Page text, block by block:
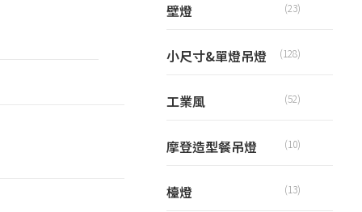
壁燈 (23)
小尺寸&單燈吊燈 (128)
工業風 (52)
摩登造型餐吊燈 (10)
檯燈 (13)